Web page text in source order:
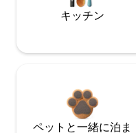
キッチン
ペットと一緒に泊ま